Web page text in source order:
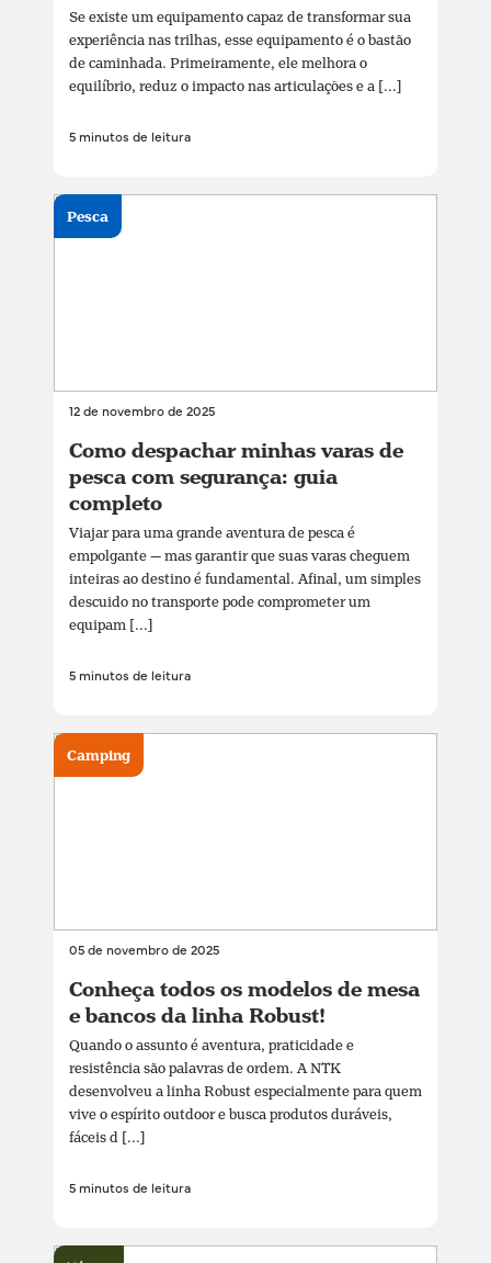
Se existe um equipamento capaz de transformar sua
experiência nas trilhas, esse equipamento é o bastão
de caminhada. Primeiramente, ele melhora o
equilíbrio, reduz o impacto nas articulações e a [...]
5 minutos de leitura
12 de novembro de 2025
Como despachar minhas varas de
pesca com segurança: guia
completo
Viajar para uma grande aventura de pesca é
empolgante — mas garantir que suas varas cheguem
inteiras ao destino é fundamental. Afinal, um simples
descuido no transporte pode comprometer um
equipam [...]
5 minutos de leitura
Pesca
05 de novembro de 2025
Conheça todos os modelos de mesa
e bancos da linha Robust!
Quando o assunto é aventura, praticidade e
resistência são palavras de ordem. A NTK
desenvolveu a linha Robust especialmente para quem
vive o espírito outdoor e busca produtos duráveis,
fáceis d [...]
5 minutos de leitura
Camping